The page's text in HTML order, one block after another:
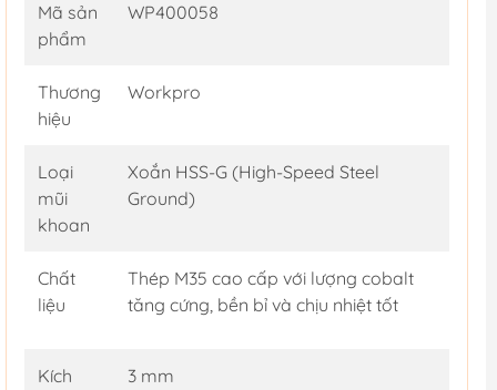
Mã sản
phẩm
WP400058
Thương
hiệu
Workpro
Loại
mũi
khoan
Xoắn HSS-G (High-Speed Steel
Ground)
Chất
liệu
Thép M35 cao cấp với lượng cobalt
tăng cứng, bền bỉ và chịu nhiệt tốt
Kích
3 mm